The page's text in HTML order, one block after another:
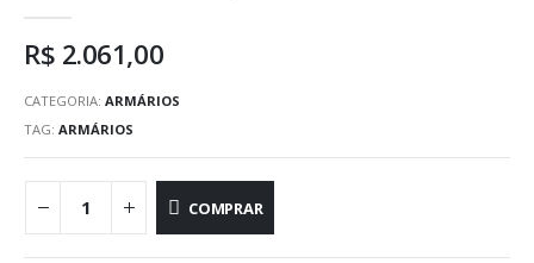
R$ 2.061,00
CATEGORIA: ARMÁRIOS
TAG: ARMÁRIOS
COMPRAR